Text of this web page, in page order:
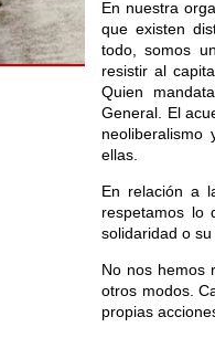
En nuestra
que existen
todo, somos
resistir al
Quien
General. El
ellas.
En relación a
respetamos lo
solidaridad o su
No nos hemos
otros modos.
propias